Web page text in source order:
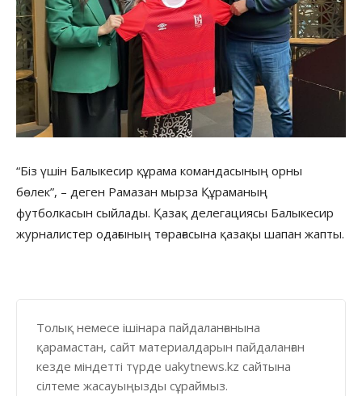
“Біз үшін Балыкесир құрама командасының орны
бөлек”, – деген Рамазан мырза Құраманың
футболкасын сыйлады. Қазақ делегациясы Балыкесир
журналистер одағының төрағасына қазақы шапан жапты.
Толық немесе ішінара пайдаланғанына
қарамастан, сайт материалдарын пайдаланған
кезде міндетті түрде uakytnews.kz сайтына
сілтеме жасауыңызды сұраймыз.